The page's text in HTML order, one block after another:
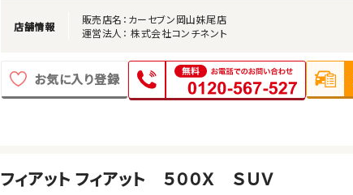
店舗情報
販売店名：カーセブン岡山妹尾店
運営法人： 株式会社コンチネント
お気に入り登録
フィアット フィアット ５００Ｘ ＳＵＶ